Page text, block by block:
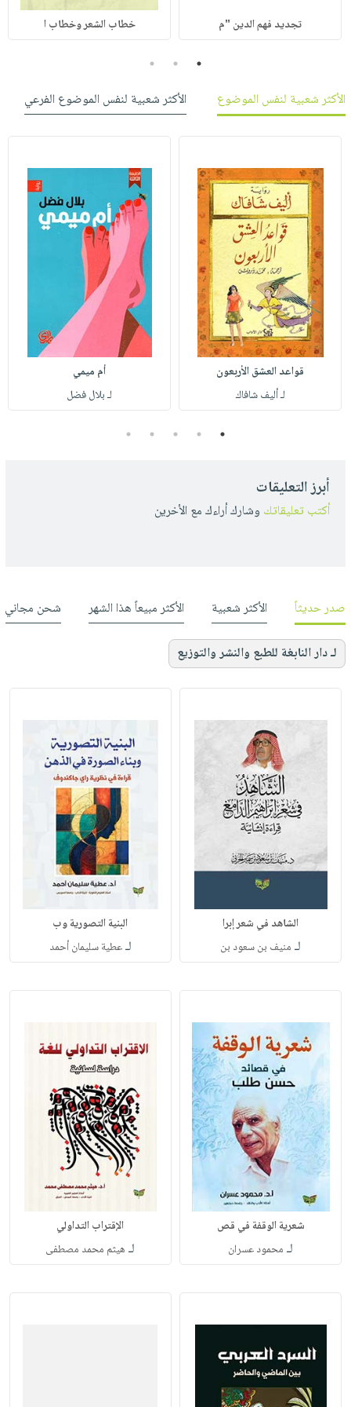
تجديد فهم الدين "م خطاب الشعر وخطاب ا
1
2
3
الأكثر شعبية لنفس الموضوع
الأكثر شعبية لنفس الموضوع الفرعي
قواعد العشق الأربعون
لـ أليف شافاك
أم ميمي
لـ بلال فضل
1
2
3
4
5
أبرز التعليقات
أكتب تعليقاتك وشارك أراءك مع الأخرين
صدر حديثاً الأكثر شعبية الأكثر مبيعاً هذا الشهر شحن مجاني
لـ دار النابغة للطبع والنشر والتوزيع
الشاهد في شعر إبرا
لـ منيف بن سعود بن
البنية التصورية وب
لـعطية سليمان أحمد
شعرية الوقفة في قص
لـ محمود عسران
الإقتراب التداولي
لـ هيثم محمد مصطفى